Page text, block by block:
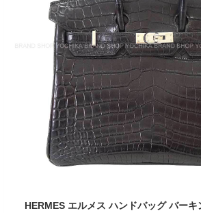
HERMES エルメス ハンドバッグ バー